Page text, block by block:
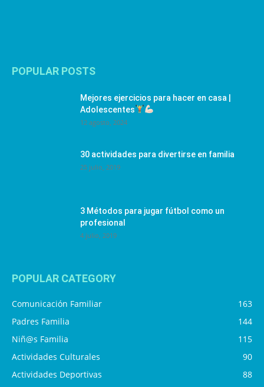
POPULAR POSTS
Mejores ejercicios para hacer en casa |
Adolescentes
12 agosto, 2024
30 actividades para divertirse en familia
25 julio, 2019
3 Métodos para jugar fútbol como un
profesional
4 julio, 2019
POPULAR CATEGORY
Comunicación Familiar
163
Padres Familia
144
Niñ@s Familia
115
Actividades Culturales
90
Actividades Deportivas
88